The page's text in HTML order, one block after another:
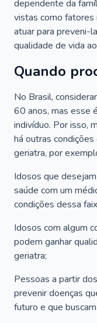
dependente da
vistas como fatores
atuar para preveni-
qualidade de vida
Quando
No Brasil,
60 anos, mas esse
indivíduo. Por isso,
há outras condições
geriatra, por
Idosos que
saúde com um
condições dessa
Idosos com algum
podem ganhar
geriatra;
Pessoas a partir
prevenir doenças
futuro e que